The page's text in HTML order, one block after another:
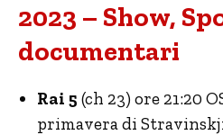
2023 – Show,
documentari
Rai 5 (ch 23) ore 21:20
primavera di